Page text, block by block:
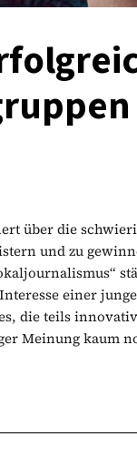
über die
und zu
einer
die teils
Meinung kaum